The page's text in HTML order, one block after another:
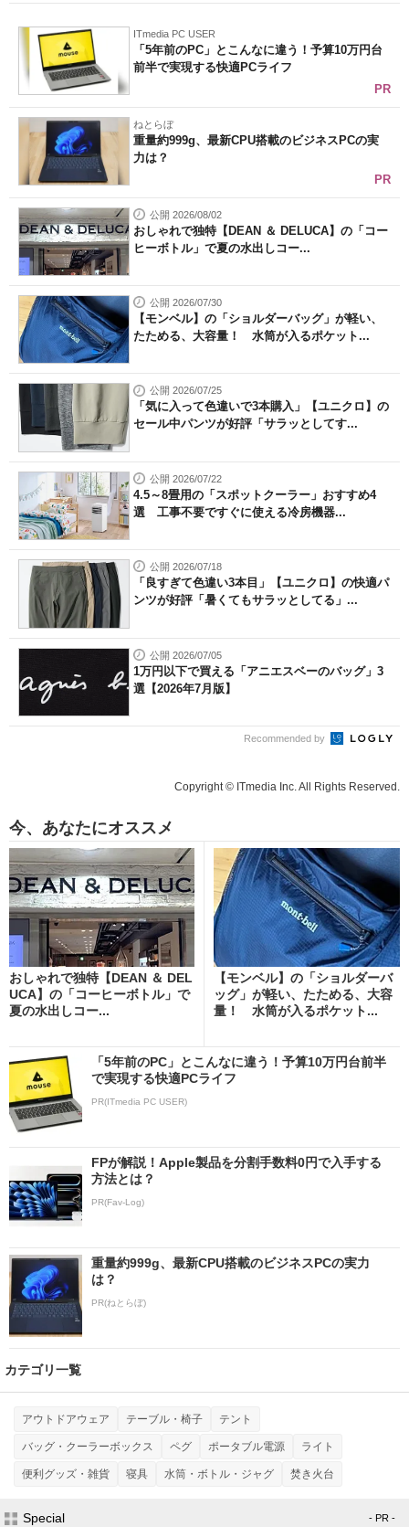
ITmedia PC USER
「5年前のPC」とこんなに違う！予算10万円台
前半で実現する快適PCライフ
PR
ねとらぼ
重量約999g、最新CPU搭載のビジネスPCの実
力は？
PR
公開 2026/08/02
おしゃれで独特【DEAN ＆ DELUCA】の「コー
ヒーボトル」で夏の水出しコー...
公開 2026/07/30
【モンベル】の「ショルダーバッグ」が軽い、
たためる、大容量！ 水筒が入るポケット...
公開 2026/07/25
「気に入って色違いで3本購入」【ユニクロ】の
セール中パンツが好評「サラッとしてす...
公開 2026/07/22
4.5～8畳用の「スポットクーラー」おすすめ4
選 工事不要ですぐに使える冷房機器...
公開 2026/07/18
「良すぎて色違い3本目」【ユニクロ】の快適パ
ンツが好評「暑くてもサラッとしてる」...
公開 2026/07/05
1万円以下で買える「アニエスベーのバッグ」3
選【2026年7月版】
Recommended by
Copyright © ITmedia Inc. All Rights Reserved.
今、あなたにオススメ
おしゃれで独特【DEAN ＆ DEL
UCA】の「コーヒーボトル」で
夏の水出しコー...
【モンベル】の「ショルダーバ
ッグ」が軽い、たためる、大容
量！ 水筒が入るポケット...
「5年前のPC」とこんなに違う！予算10万円台前半
で実現する快適PCライフ
PR(ITmedia PC USER)
FPが解説！Apple製品を分割手数料0円で入手する
方法とは？
PR(Fav-Log)
重量約999g、最新CPU搭載のビジネスPCの実力
は？
PR(ねとらぼ)
カテゴリ一覧
アウトドアウェア テーブル・椅子 テント
バッグ・クーラーボックス ペグ ポータブル電源 ライト
便利グッズ・雑貨 寝具 水筒・ボトル・ジャグ 焚き火台
Special - PR -